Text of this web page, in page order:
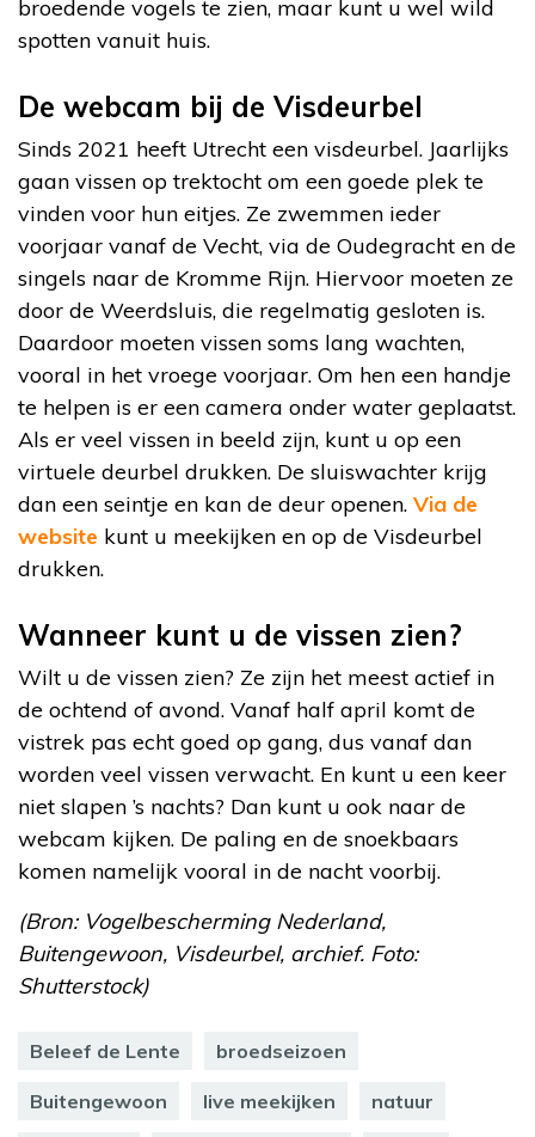
broedende vogels te zien, maar kunt u wel wild
spotten vanuit huis.
De webcam bij de Visdeurbel
Sinds 2021 heeft Utrecht een visdeurbel. Jaarlijks
gaan vissen op trektocht om een goede plek te
vinden voor hun eitjes. Ze zwemmen ieder
voorjaar vanaf de Vecht, via de Oudegracht en de
singels naar de Kromme Rijn. Hiervoor moeten ze
door de Weerdsluis, die regelmatig gesloten is.
Daardoor moeten vissen soms lang wachten,
vooral in het vroege voorjaar. Om hen een handje
te helpen is er een camera onder water geplaatst.
Als er veel vissen in beeld zijn, kunt u op een
virtuele deurbel drukken. De sluiswachter krijg
dan een seintje en kan de deur openen. Via de
website kunt u meekijken en op de Visdeurbel
drukken.
Wanneer kunt u de vissen zien?
Wilt u de vissen zien? Ze zijn het meest actief in
de ochtend of avond. Vanaf half april komt de
vistrek pas echt goed op gang, dus vanaf dan
worden veel vissen verwacht. En kunt u een keer
niet slapen ’s nachts? Dan kunt u ook naar de
webcam kijken. De paling en de snoekbaars
komen namelijk vooral in de nacht voorbij.
(Bron: Vogelbescherming Nederland,
Buitengewoon, Visdeurbel, archief. Foto:
Shutterstock)
Beleef de Lente broedseizoen
Buitengewoon live meekijken natuur